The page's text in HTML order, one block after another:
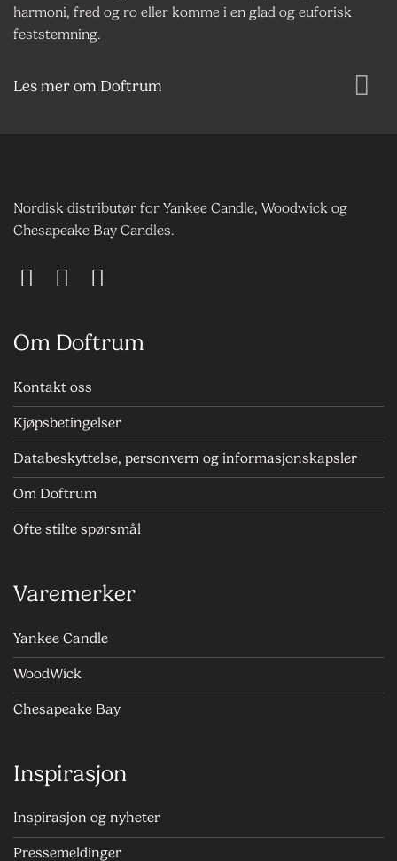
harmoni, fred og ro eller komme i en glad og euforisk
feststemning.
Les mer om Doftrum
Nordisk distributør for Yankee Candle, Woodwick og
Chesapeake Bay Candles.
Om Doftrum
Kontakt oss
Kjøpsbetingelser
Databeskyttelse, personvern og informasjonskapsler
Om Doftrum
Ofte stilte spørsmål
Varemerker
Yankee Candle
WoodWick
Chesapeake Bay
Inspirasjon
Inspirasjon og nyheter
Pressemeldinger